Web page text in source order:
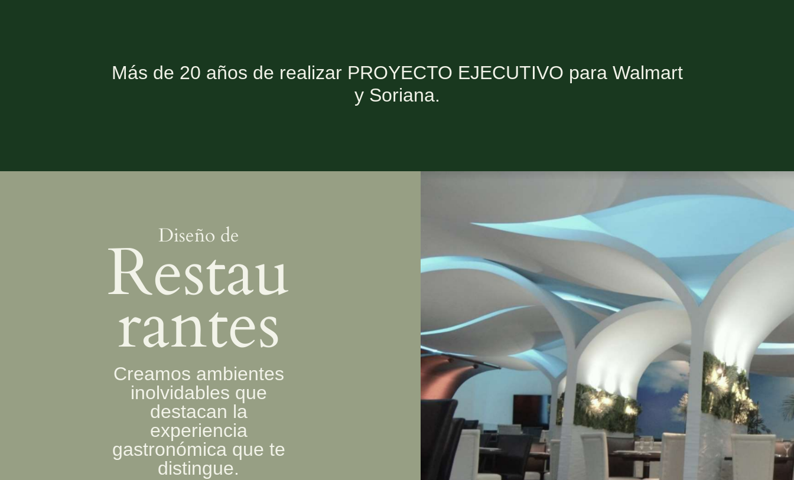
Más de 20 años de realizar PROYECTO EJECUTIVO para Walmart
y Soriana.
Diseño de
Restau
rantes
Creamos ambientes
inolvidables que
destacan la
experiencia
gastronómica que te
distingue.